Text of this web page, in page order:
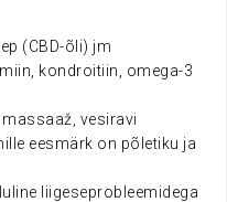
(CBD-õli) jm
kondroitiin, omega-3
vesiravi
eesmärk on põletiku ja
liigeseprobleemidega